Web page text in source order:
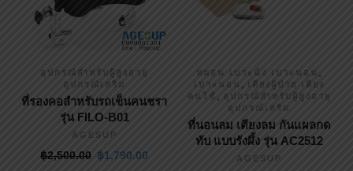
อุปกรณ์สำหรับผู้สูงอายุ
อุปกรณ์เสริม
ที่รองคอสำหรับรถเข็นคนชรา
รุ่น FILO-B01
AGESUP
฿2,500.00 ฿1,790.00
หมอน เบาะนั่ง เบาะนอน
เบาะนอน
เตียงผู้ป่วย เตียง
คนไข้
อุปกรณ์สำหรับผู้สูงอายุ
อุปกรณ์เสริม
ที่นอนลม เตียงลม กันแผลกด
ทับ แบบรังผึ้ง รุ่น AC2512
AGESUP